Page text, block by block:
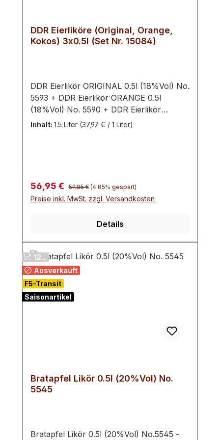
DDR Eierliköre (Original, Orange,
Kokos) 3x0.5l (Set Nr. 15084)
DDR Eierlikör ORIGINAL 0.5l (18%Vol) No.
5593 + DDR Eierlikör ORANGE 0.5l
(18%Vol) No. 5590 + DDR Eierlikör
KOKOS 0.5l (20%Vol) No. 5591
Inhalt: 1.5 Liter (37,97 € / 1 Liter)
Verkaufspreis:
56,95 € Regulärer Preis:
59,85 € (4.85% gespart)
Preise inkl. MwSt. zzgl. Versandkosten
Details
12 ..
Ausverkauft
F5-Transit
Saisonartikel
Bratapfel Likör 0.5l (20%Vol) No.
5545
Bratapfel Likör 0.5l (20%Vol) No.5545 -